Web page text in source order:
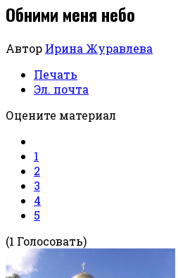
Обними меня небо
Автор Ирина Журавлева
Печать
Эл. почта
Оцените материал
1
2
3
4
5
(1 Голосовать)